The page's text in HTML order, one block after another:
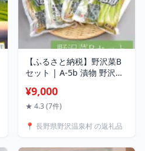
【ふるさと納税】野沢菜B
セット | A-5b 漬物 野沢菜
合わせ 佃煮 つくだ煮 キム
チ長野県 野沢温泉村 信州
10000円 1万円 以下 以内
¥9,000
★ 4.3 (7件)
📍 長野県野沢温泉村 の返礼品